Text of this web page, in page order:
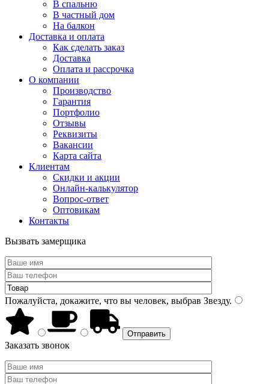
В спальню
В частный дом
На балкон
Доставка и оплата
Как сделать заказ
Доставка
Оплата и рассрочка
О компании
Производство
Гарантия
Портфолио
Отзывы
Реквизиты
Вакансии
Карта сайта
Клиентам
Скидки и акции
Онлайн-калькулятор
Вопрос-ответ
Оптовикам
Контакты
Вызвать замерщика
Пожалуйста, докажите, что вы человек, выбрав Звезду.
Заказать звонок